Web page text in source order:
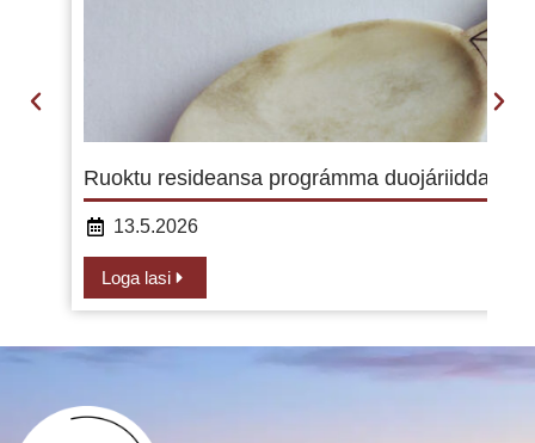
Ruoktu resideansa prográmma duojáriidda ja
13.5.2026
Loga lasi